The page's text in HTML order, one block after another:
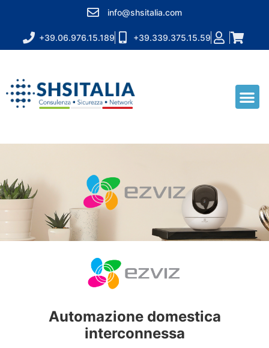
info@shsitalia.com
+39.06.976.15.189 +39.339.375.15.59
Automazione domestica
interconnessa